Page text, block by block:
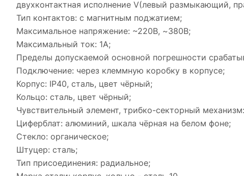
двухконтактная исполнение V(левый размыкающий,
Тип контактов: с магнитным поджатием;
Максимальное напряжение: ~220В, ~380В;
Максимальный ток: 1А;
Пределы допускаемой основной погрешности
Подключение: через клеммную коробку в корпусе;
Корпус: IP40, сталь, цвет чёрный;
Кольцо: сталь, цвет чёрный;
Чувствительный элемент, трибко-секторный
Циферблат: алюминий, шкала чёрная на белом фоне;
Стекло: органическое;
Штуцер: сталь;
Тип присоединения: радиальное;